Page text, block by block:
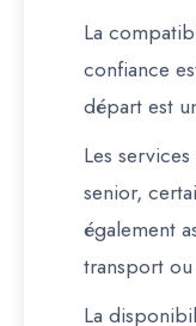
La
confiance
départ est
Les
senior,
également
transport
La